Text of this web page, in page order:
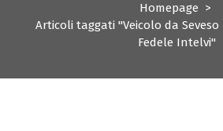
Homepage >
Articoli taggati "Veicolo da
Fedele Intelvi"